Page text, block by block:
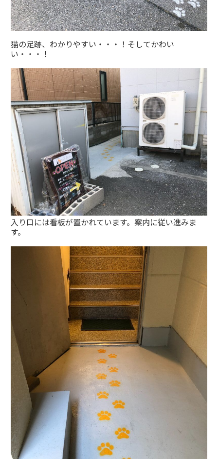
猫の足跡、わかりやすい・・・！そしてかわい
い・・・！
入り口には看板が置かれています。案内に従い進みま
す。